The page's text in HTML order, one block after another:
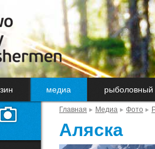
медиа рыболовный
Главная Медиа Фото
Аляска